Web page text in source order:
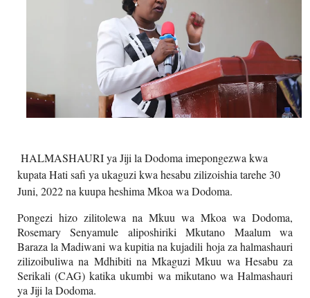
MSUMBA- Aug 08 2026
HALMASHAURI ya Jiji la Dodoma imepongezwa kwa
kupata Hati safi ya ukaguzi kwa hesabu zilizoishia tarehe 30
Juni, 2022 na kuupa heshima Mkoa wa Dodoma.
Pongezi hizo zilitolewa na Mkuu wa Mkoa wa Dodoma,
Rosemary Senyamule aliposhiriki Mkutano Maalum wa
Baraza la Madiwani wa kupitia na kujadili hoja za halmashauri
zilizoibuliwa na Mdhibiti na Mkaguzi Mkuu wa Hesabu za
Serikali (CAG) katika ukumbi wa mikutano wa Halmashauri
ya Jiji la Dodoma.